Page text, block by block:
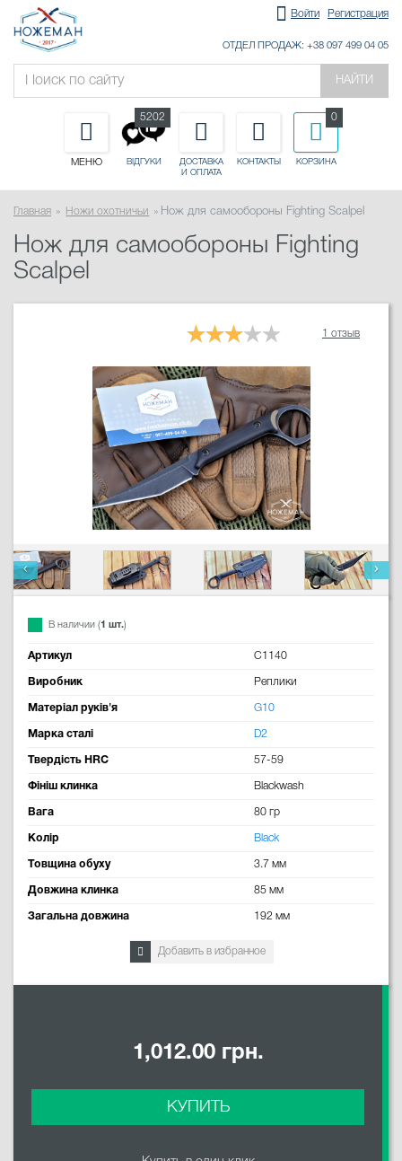
Войти Регистрация
ОТДЕЛ ПРОДАЖ: +38 097 499 04 05
НАЙТИ
МЕНЮ ВІДГУКИ
5202
ДОСТАВКА
И ОПЛАТА
КОНТАКТЫ КОРЗИНА
0
Главная Ножи охотничьи Нож для самообороны Fighting Scalpel
Нож для самообороны Fighting
Scalpel
1 отзыв
В наличии (1 шт.)
Артикул C1140
Виробник Реплики
Матеріал руків'я G10
Марка сталі D2
Твердість HRC 57-59
Фініш клинка Blackwash
Вага 80 гр
Колір Black
Товщина обуху 3.7 мм
Довжина клинка 85 мм
Загальна довжина 192 мм
Добавить в избранное
1,012.00 грн.
КУПИТЬ